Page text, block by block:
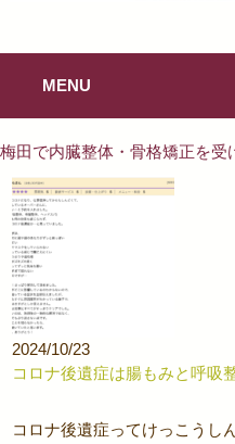
MENU
梅田で内臓整体・骨格矯正を
2024/10/23
コロナ後遺症は腸もみと呼吸
コロナ後遺症ってけっこうし